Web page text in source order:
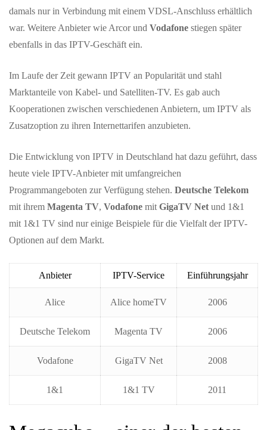
damals nur in Verbindung mit einem VDSL-Anschluss erhältlich
war. Weitere Anbieter wie Arcor und Vodafone stiegen später
ebenfalls in das IPTV-Geschäft ein.
Im Laufe der Zeit gewann IPTV an Popularität und stahl
Marktanteile von Kabel- und Satelliten-TV. Es gab auch
Kooperationen zwischen verschiedenen Anbietern, um IPTV als
Zusatzoption zu ihren Internettarifen anzubieten.
Die Entwicklung von IPTV in Deutschland hat dazu geführt, dass
heute viele IPTV-Anbieter mit umfangreichen
Programmangeboten zur Verfügung stehen. Deutsche Telekom
mit ihrem Magenta TV, Vodafone mit GigaTV Net und 1&1
mit 1&1 TV sind nur einige Beispiele für die Vielfalt der IPTV-
Optionen auf dem Markt.
Anbieter IPTV-Service Einführungsjahr
Alice Alice homeTV 2006
Deutsche Telekom Magenta TV 2006
Vodafone GigaTV Net 2008
1&1 1&1 TV 2011